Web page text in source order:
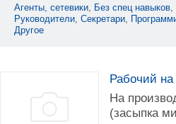
Агенты, сетевики, Без спец навыков,
Руководители, Секретари,
Другое
Рабочий на
На
(засыпка